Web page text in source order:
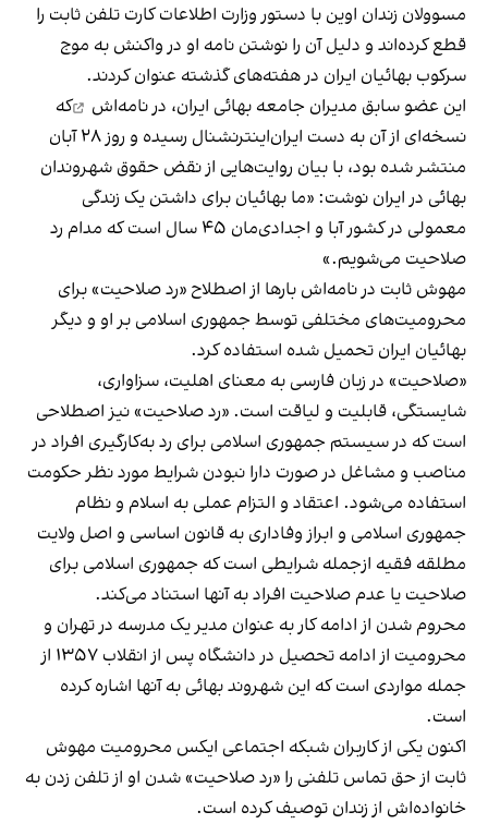
مسوولان زندان اوین با دستور وزارت اطلاعات کارت تلفن ثابت را
قطع کرده‌اند و دلیل آن را نوشتن نامه او در واکنش به موج
سرکوب بهائیان ایران در هفته‌های گذشته عنوان کردند.
این عضو سابق مدیران جامعه بهائی ایران، در نامه‌اش
که
نسخه‌ای از آن به دست ایران‌اینترنشنال رسیده و روز ۲۸ آبان
منتشر شده بود، با بیان روایت‌هایی از نقض حقوق شهروندان
بهائی در ایران نوشت: «ما بهائیان برای داشتن یک زندگی
معمولی در کشور آبا و اجدادی‌مان ۴۵ سال است که مدام رد
صلاحیت می‌شویم.»
مهوش ثابت در نامه‌اش بارها از اصطلاح «رد صلاحیت» برای
محرومیت‌های مختلفی توسط جمهوری اسلامی بر او و دیگر
بهائیان ایران تحمیل شده استفاده کرد.
«صلاحیت» در زبان فارسی به معنای اهلیت، سزاواری،
شایستگی، قابلیت و لیاقت است. «رد صلاحیت» نیز اصطلاحی‌
است که در سیستم جمهوری اسلامی برای رد به‌کارگیری افراد در
مناصب و مشاغل در صورت دارا نبودن شرایط مورد نظر حکومت
استفاده می‌شود. اعتقاد و التزام عملی به اسلام و نظام
جمهوری اسلامی و ابراز وفاداری به قانون اساسی و اصل ولایت
مطلقه فقیه ازجمله شرایطی است که جمهوری اسلامی برای
صلاحیت یا عدم صلاحیت افراد به آنها استناد می‌کند.
محروم شدن از ادامه کار به عنوان مدیر یک مدرسه در تهران و
محرومیت از ادامه تحصیل در دانشگاه پس از انقلاب ۱۳۵۷ از
جمله مواردی است که این شهروند بهائی به آنها اشاره کرده
است.
اکنون یکی از کاربران شبکه اجتماعی ایکس محرومیت مهوش
ثابت از حق تماس تلفنی را «رد صلاحیت» شدن او از تلفن زدن به
خانواده‌اش از زندان توصیف کرده‌ است.